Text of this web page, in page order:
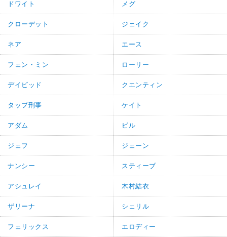
ドワイト メグ
クローデット ジェイク
ネア エース
フェン・ミン ローリー
デイビッド クエンティン
タップ刑事 ケイト
アダム ビル
ジェフ ジェーン
ナンシー スティーブ
アシュレイ 木村結衣
ザリーナ シェリル
フェリックス エロディー